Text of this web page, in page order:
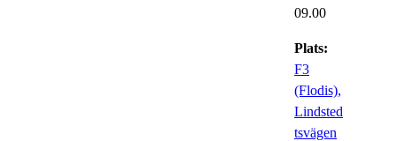
09.00
Plats:
F3
(Flodis),
Lindsted
tsvägen